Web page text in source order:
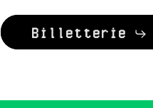
Billetterie